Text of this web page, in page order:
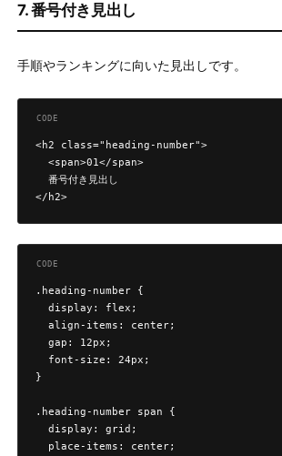
7. 番号付き見出し
手順やランキングに向いた見出しです。
<h2 class="heading-number">
  <span>01</span>
  番号付き見出し
</h2>
.heading-number {
  display: flex;
  align-items: center;
  gap: 12px;
  font-size: 24px;
}
.heading-number span {
  display: grid;
  place-items: center;